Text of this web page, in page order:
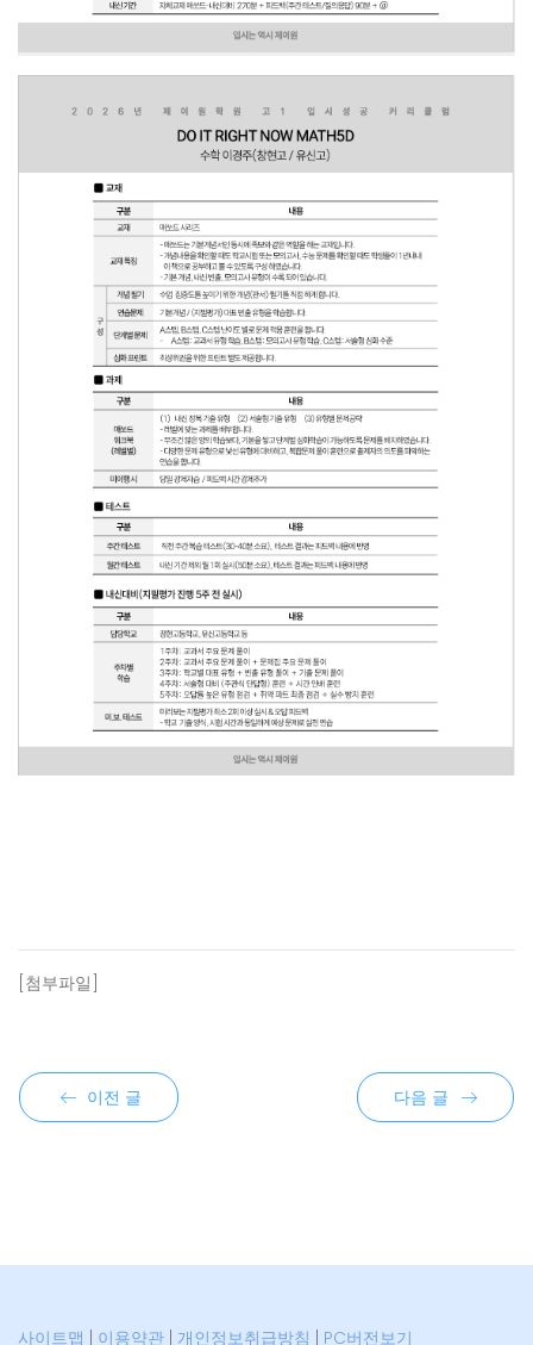
[첨부파일]
이전 글 다음 글
사이트맵 이용약관 개인정보취급방침 PC버전보기